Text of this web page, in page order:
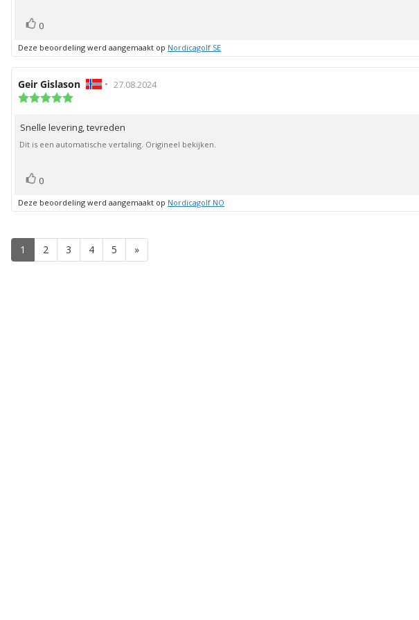
Stem
omhoog
0
Deze beoordeling werd aangemaakt op Nordicagolf SE
Auteur
van
beoordeling:
Geir Gislason • Beoordelingsdatum:
27.08.2024
5
sterren
Beoordelingstekst:
Snelle levering, tevreden
Dit is een automatische vertaling. Origineel bekijken.
Stem
omhoog
0
Deze beoordeling werd aangemaakt op Nordicagolf NO
1 2 3 4 5 »